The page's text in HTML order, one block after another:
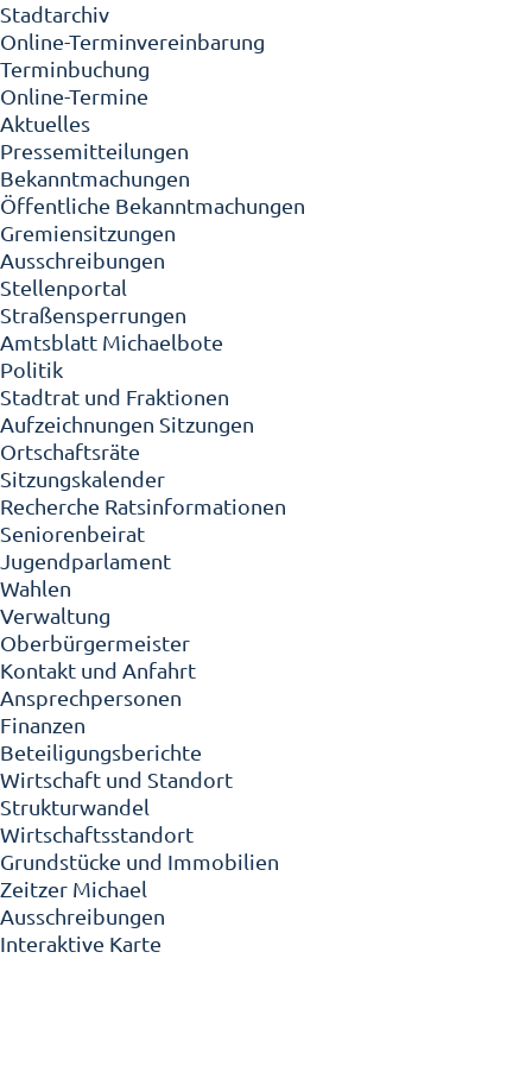
Stadtarchiv
Online-Terminvereinbarung
Terminbuchung
Online-Termine
Aktuelles
Pressemitteilungen
Bekanntmachungen
Öffentliche Bekanntmachungen
Gremiensitzungen
Ausschreibungen
Stellenportal
Straßensperrungen
Amtsblatt Michaelbote
Politik
Stadtrat und Fraktionen
Aufzeichnungen Sitzungen
Ortschaftsräte
Sitzungskalender
Recherche Ratsinformationen
Seniorenbeirat
Jugendparlament
Wahlen
Verwaltung
Oberbürgermeister
Kontakt und Anfahrt
Ansprechpersonen
Finanzen
Beteiligungsberichte
Wirtschaft und Standort
Strukturwandel
Wirtschaftsstandort
Grundstücke und Immobilien
Zeitzer Michael
Ausschreibungen
Interaktive Karte